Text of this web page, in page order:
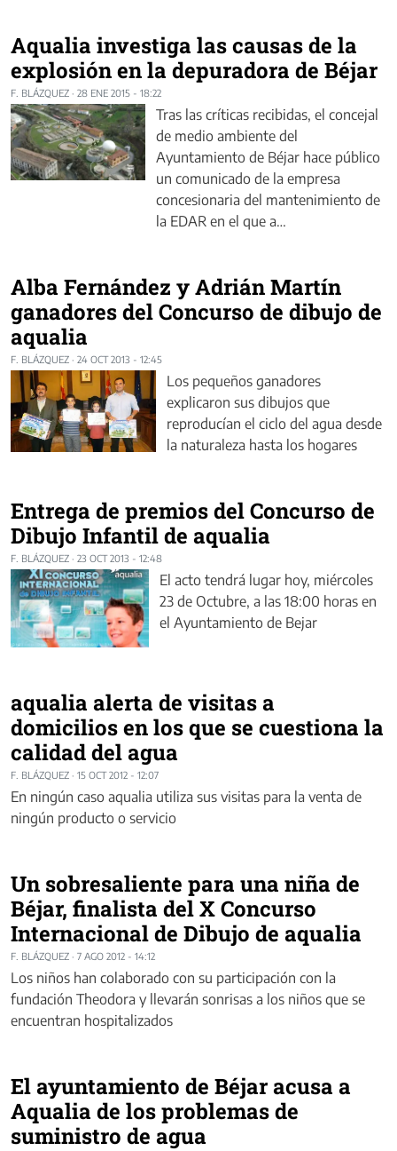
Aqualia investiga las causas de la
explosión en la depuradora de Béjar
F. BLÁZQUEZ · 28 ENE 2015 - 18:22
Tras las críticas recibidas, el concejal
de medio ambiente del
Ayuntamiento de Béjar hace público
un comunicado de la empresa
concesionaria del mantenimiento de
la EDAR en el que a…
Alba Fernández y Adrián Martín
ganadores del Concurso de dibujo de
aqualia
F. BLÁZQUEZ · 24 OCT 2013 - 12:45
Los pequeños ganadores
explicaron sus dibujos que
reproducían el ciclo del agua desde
la naturaleza hasta los hogares
Entrega de premios del Concurso de
Dibujo Infantil de aqualia
F. BLÁZQUEZ · 23 OCT 2013 - 12:48
El acto tendrá lugar hoy, miércoles
23 de Octubre, a las 18:00 horas en
el Ayuntamiento de Bejar
aqualia alerta de visitas a
domicilios en los que se cuestiona la
calidad del agua
F. BLÁZQUEZ · 15 OCT 2012 - 12:07
En ningún caso aqualia utiliza sus visitas para la venta de
ningún producto o servicio
Un sobresaliente para una niña de
Béjar, finalista del X Concurso
Internacional de Dibujo de aqualia
F. BLÁZQUEZ · 7 AGO 2012 - 14:12
Los niños han colaborado con su participación con la
fundación Theodora y llevarán sonrisas a los niños que se
encuentran hospitalizados
El ayuntamiento de Béjar acusa a
Aqualia de los problemas de
suministro de agua